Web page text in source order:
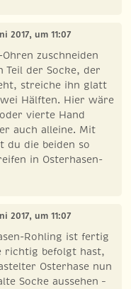
2017, um 11:07
zuschneiden
Teil der Socke, der
streiche ihn glatt
Hälften. Hier wäre
vierte Hand
auch alleine. Mit
du die beiden so
in Osterhasen-
2017, um 11:07
Rohling ist fertig
richtig befolgt hast,
Osterhase nun
Socke aussehen –